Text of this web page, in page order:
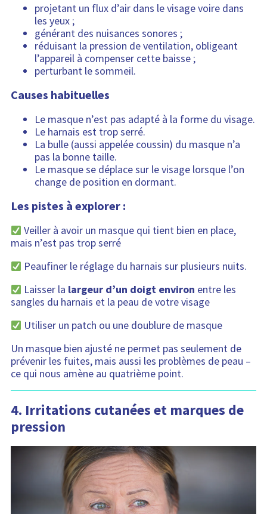
projetant un flux d’air dans le visage voire dans
les yeux ;
générant des nuisances sonores ;
réduisant la pression de ventilation, obligeant
l’appareil à compenser cette baisse ;
perturbant le sommeil.
Causes habituelles
Le masque n’est pas adapté à la forme du visage.
Le harnais est trop serré.
La bulle (aussi appelée coussin) du masque n’a
pas la bonne taille.
Le masque se déplace sur le visage lorsque l’on
change de position en dormant.
Les pistes à explorer :
Veiller à avoir un masque qui tient bien en place,
mais n’est pas trop serré
Peaufiner le réglage du harnais sur plusieurs nuits.
Laisser la largeur d’un doigt environ entre les
sangles du harnais et la peau de votre visage
Utiliser un patch ou une doublure de masque
Un masque bien ajusté ne permet pas seulement de
prévenir les fuites, mais aussi les problèmes de peau –
ce qui nous amène au quatrième point.
4. Irritations cutanées et marques de
pression